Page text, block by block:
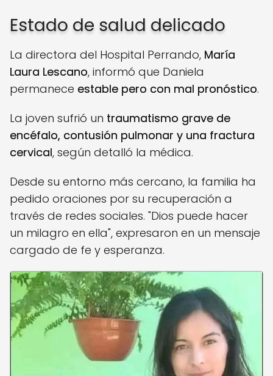
Estado de salud delicado
La directora del Hospital Perrando, María
Laura Lescano, informó que Daniela
permanece estable pero con mal pronóstico.
La joven sufrió un traumatismo grave de
encéfalo, contusión pulmonar y una fractura
cervical, según detalló la médica.
Desde su entorno más cercano, la familia ha
pedido oraciones por su recuperación a
través de redes sociales. "Dios puede hacer
un milagro en ella", expresaron en un mensaje
cargado de fe y esperanza.